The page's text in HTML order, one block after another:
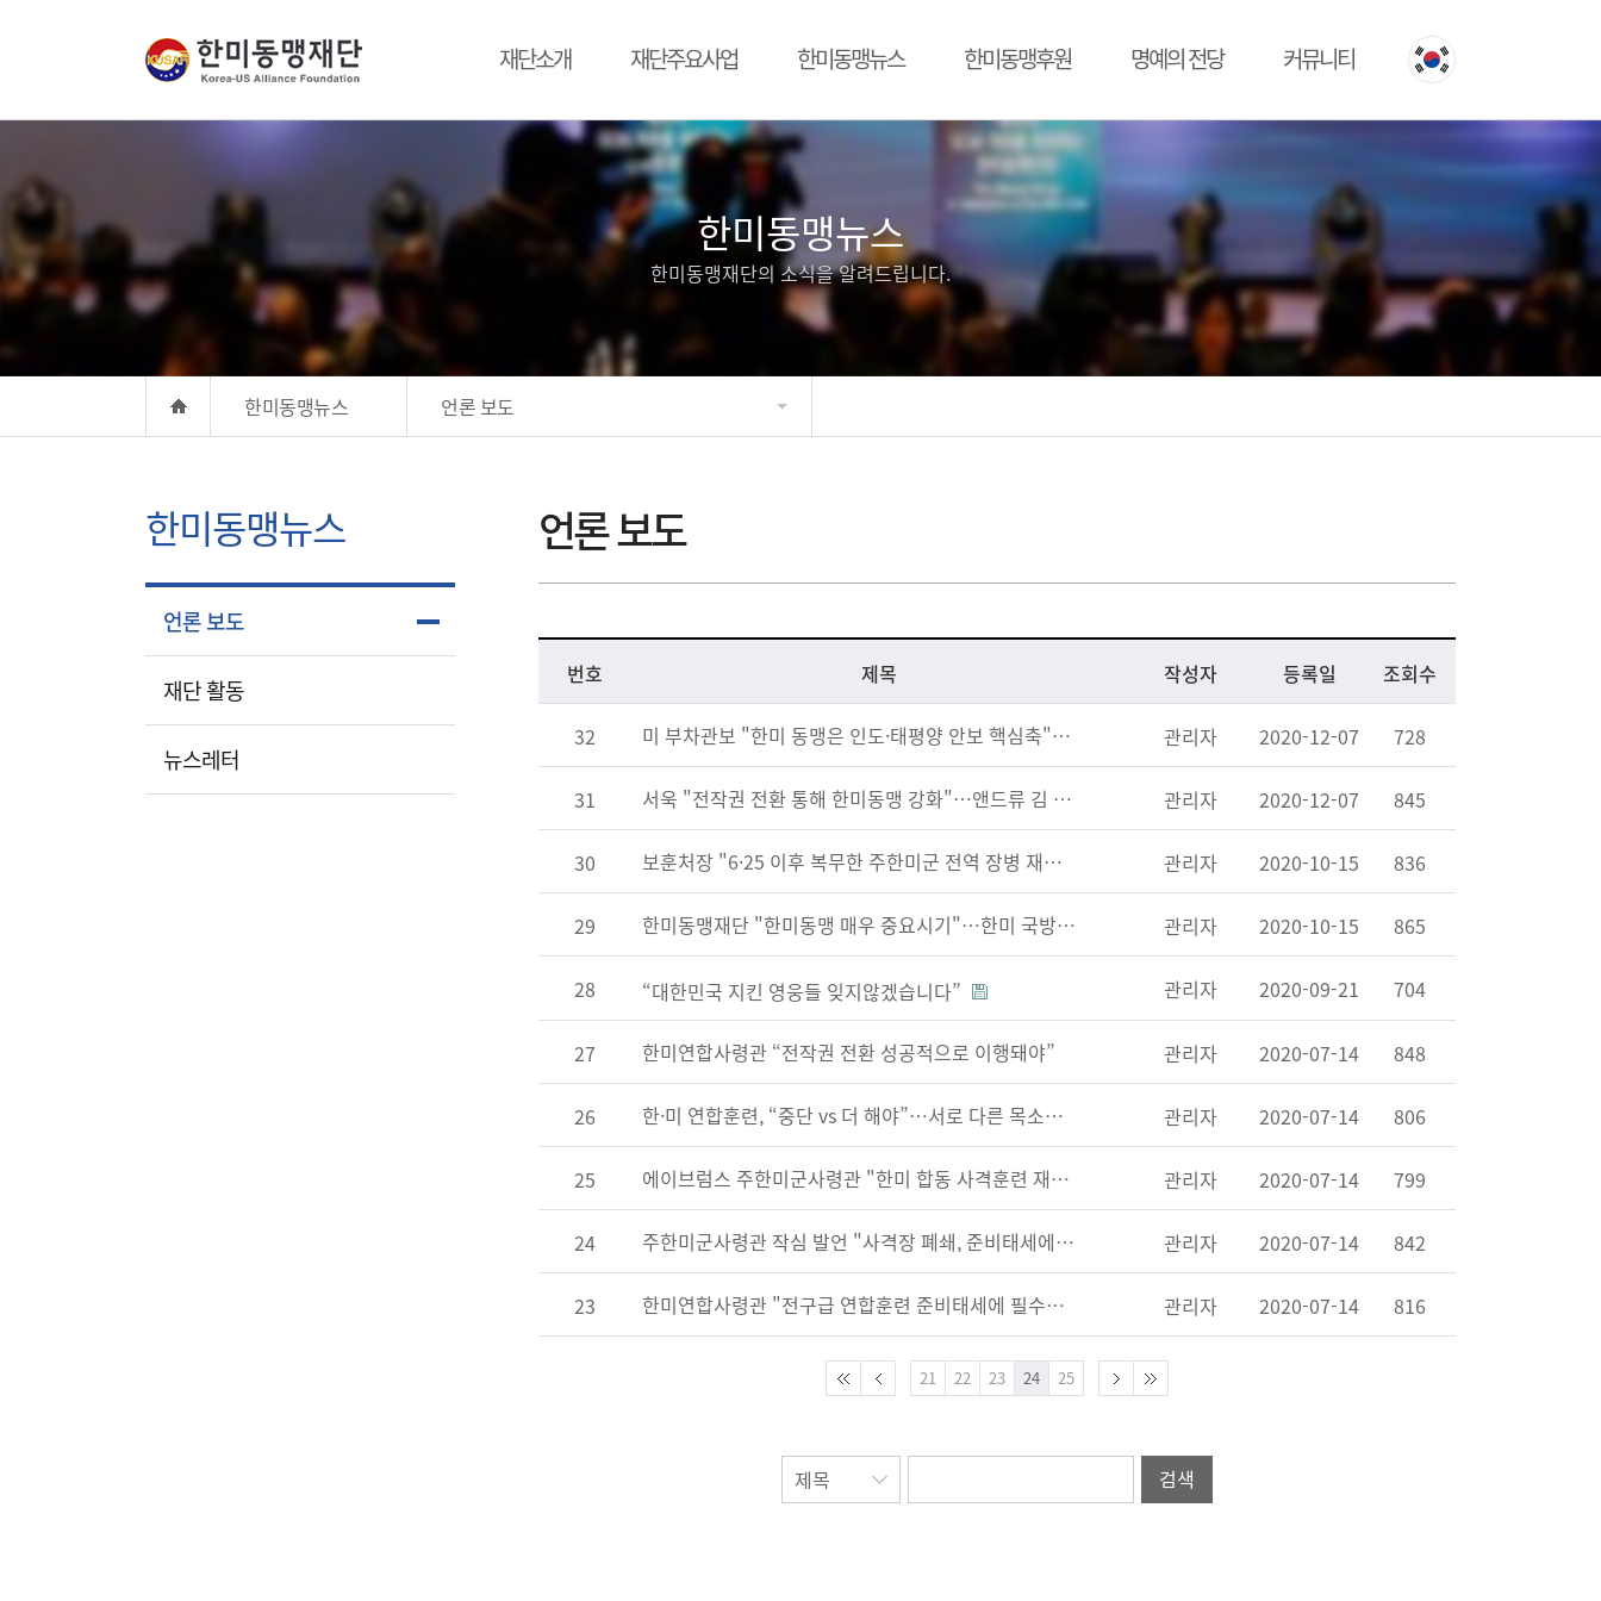
재단소개 재단주요사업 한미동맹뉴스 한미동맹후원 명예의 전당 커뮤니티
한미동맹뉴스
한미동맹재단의 소식을 알려드립니다.
한미동맹뉴스 언론 보도
한미동맹뉴스
언론 보도
재단 활동
뉴스레터
언론 보도
번호 제목 작성자 등록일 조회수
32 미 부차관보 "한미 동맹은 인도·태평양 안보 핵심축"…한미일 협력 강조 관리자 2020-12-07 728
31 서욱 "전작권 전환 통해 한미동맹 강화"…앤드류 김 "北, 종전선언 열정 식어" 관리자 2020-12-07 845
30 보훈처장 "6·25 이후 복무한 주한미군 전역 장병 재방한 추진" 관리자 2020-10-15 836
29 한미동맹재단 "한미동맹 매우 중요시기"…한미 국방장관에 서한 관리자 2020-10-15 865
28 “대한민국 지킨 영웅들 잊지않겠습니다” 관리자 2020-09-21 704
27 한미연합사령관 “전작권 전환 성공적으로 이행돼야” 관리자 2020-07-14 848
26 한·미 연합훈련, “중단 vs 더 해야”…서로 다른 목소리 낸 한ㆍ미 관리자 2020-07-14 806
25 에이브럼스 주한미군사령관 "한미 합동 사격훈련 재개해야 주한미군 철수설은 근거 없어" 관리자 2020-07-14 799
24 주한미군사령관 작심 발언 "사격장 폐쇄, 준비태세에 큰 영향" 관리자 2020-07-14 842
23 한미연합사령관 "전구급 연합훈련 준비태세에 필수…전작권진척" 관리자 2020-07-14 816
21 22 23 24 25
검색